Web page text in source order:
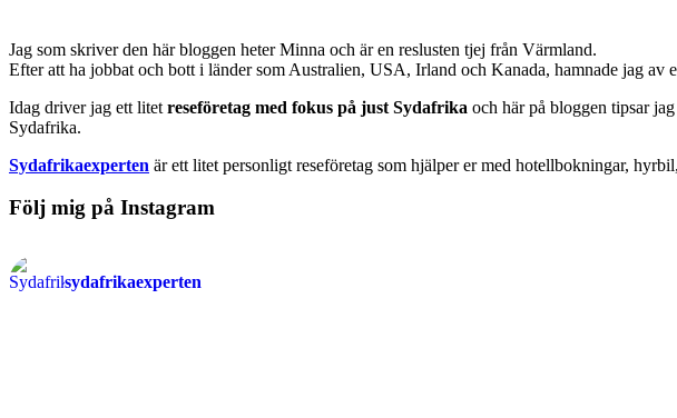
Jag som skriver den här bloggen heter Minna och är en reslusten tjej från Värmland.
Efter att ha jobbat och bott i länder som Australien, USA, Irland och Kanada, hamnade jag
Idag driver jag ett litet reseföretag med fokus på just Sydafrika och här på bloggen tipsar
Sydafrika.
Sydafrikaexperten är ett litet personligt reseföretag som hjälper er med hotellbokningar,
Följ mig på Instagram
sydafrikaexperten